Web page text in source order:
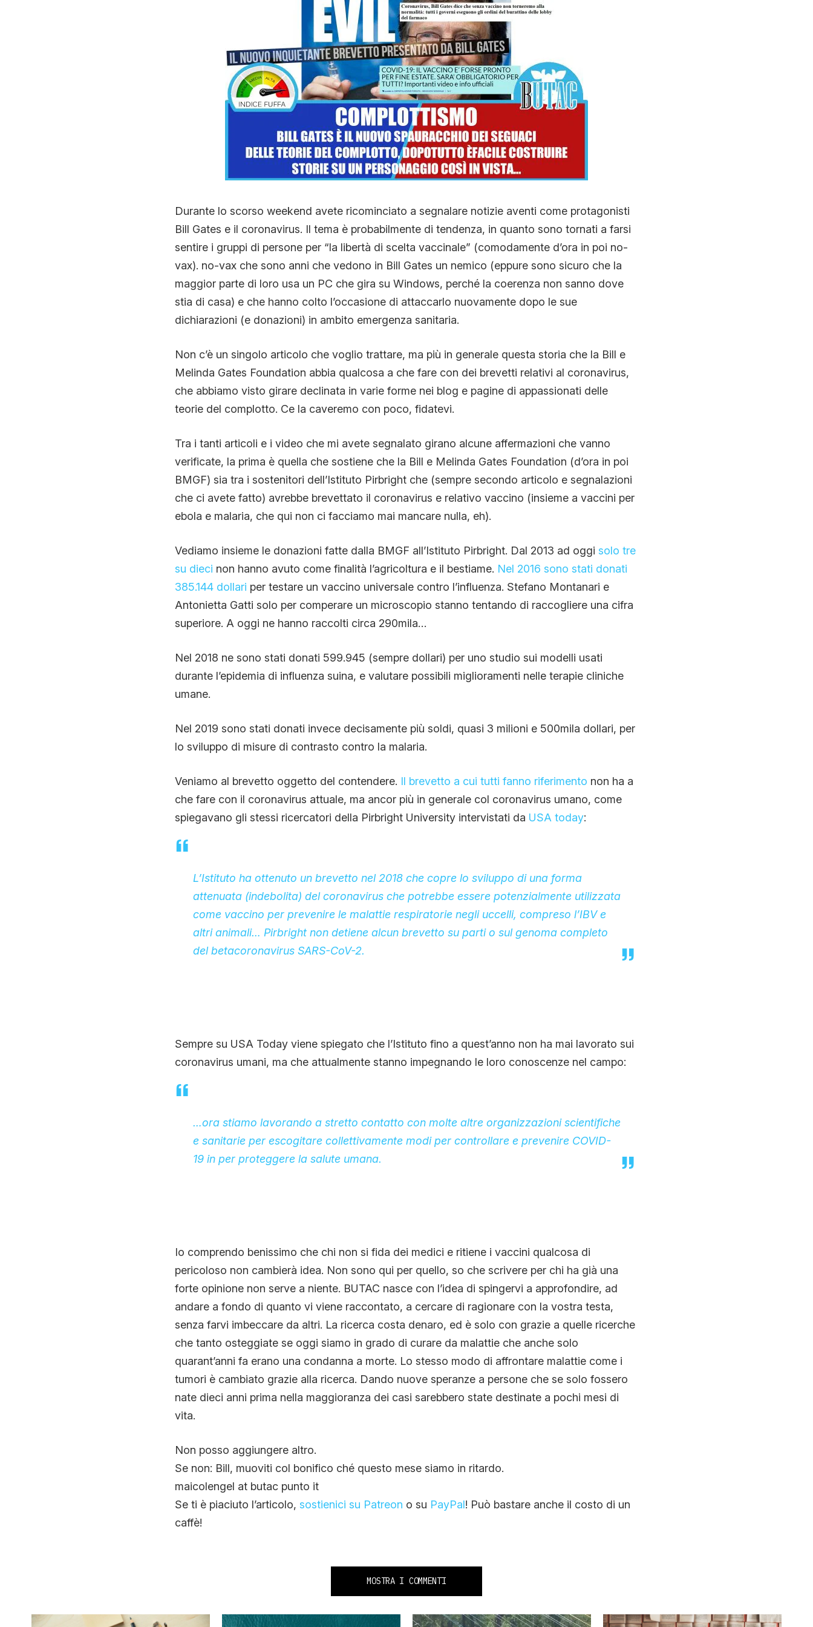
CONTATTI
CHI SIAMO
Durante lo scorso weekend avete ricominciato a segnalare notizie aventi come protagonisti
Bill Gates e il coronavirus. Il tema è probabilmente di tendenza, in quanto sono tornati a farsi
sentire i gruppi di persone per “la libertà di scelta vaccinale” (comodamente d’ora in poi no-
vax). no-vax che sono anni che vedono in Bill Gates un nemico (eppure sono sicuro che la
maggior parte di loro usa un PC che gira su Windows, perché la coerenza non sanno dove
stia di casa) e che hanno colto l’occasione di attaccarlo nuovamente dopo le sue
dichiarazioni (e donazioni) in ambito emergenza sanitaria.
Non c’è un singolo articolo che voglio trattare, ma più in generale questa storia che la Bill e
Melinda Gates Foundation abbia qualcosa a che fare con dei brevetti relativi al coronavirus,
che abbiamo visto girare declinata in varie forme nei blog e pagine di appassionati delle
teorie del complotto. Ce la caveremo con poco, fidatevi.
Tra i tanti articoli e i video che mi avete segnalato girano alcune affermazioni che vanno
verificate, la prima è quella che sostiene che la Bill e Melinda Gates Foundation (d’ora in poi
BMGF) sia tra i sostenitori dell’Istituto Pirbright che (sempre secondo articolo e segnalazioni
che ci avete fatto) avrebbe brevettato il coronavirus e relativo vaccino (insieme a vaccini per
ebola e malaria, che qui non ci facciamo mai mancare nulla, eh).
Vediamo insieme le donazioni fatte dalla BMGF all’Istituto Pirbright. Dal 2013 ad oggi solo tre
su dieci non hanno avuto come finalità l’agricoltura e il bestiame. Nel 2016 sono stati donati
385.144 dollari per testare un vaccino universale contro l’influenza. Stefano Montanari e
Antonietta Gatti solo per comperare un microscopio stanno tentando di raccogliere una cifra
superiore. A oggi ne hanno raccolti circa 290mila…
Nel 2018 ne sono stati donati 599.945 (sempre dollari) per uno studio sui modelli usati
durante l’epidemia di influenza suina, e valutare possibili miglioramenti nelle terapie cliniche
umane.
Nel 2019 sono stati donati invece decisamente più soldi, quasi 3 milioni e 500mila dollari, per
lo sviluppo di misure di contrasto contro la malaria.
Veniamo al brevetto oggetto del contendere. Il brevetto a cui tutti fanno riferimento non ha a
che fare con il coronavirus attuale, ma ancor più in generale col coronavirus umano, come
spiegavano gli stessi ricercatori della Pirbright University intervistati da USA today:
L’Istituto ha ottenuto un brevetto nel 2018 che copre lo sviluppo di una forma
attenuata (indebolita) del coronavirus che potrebbe essere potenzialmente utilizzata
come vaccino per prevenire le malattie respiratorie negli uccelli, compreso l’IBV e
altri animali… Pirbright non detiene alcun brevetto su parti o sul genoma completo
del betacoronavirus SARS-CoV-2.
Sempre su USA Today viene spiegato che l’Istituto fino a quest’anno non ha mai lavorato sui
coronavirus umani, ma che attualmente stanno impegnando le loro conoscenze nel campo:
…ora stiamo lavorando a stretto contatto con molte altre organizzazioni scientifiche
e sanitarie per escogitare collettivamente modi per controllare e prevenire COVID-
19 in per proteggere la salute umana.
Io comprendo benissimo che chi non si fida dei medici e ritiene i vaccini qualcosa di
pericoloso non cambierà idea. Non sono qui per quello, so che scrivere per chi ha già una
forte opinione non serve a niente. BUTAC nasce con l’idea di spingervi a approfondire, ad
andare a fondo di quanto vi viene raccontato, a cercare di ragionare con la vostra testa,
senza farvi imbeccare da altri. La ricerca costa denaro, ed è solo con grazie a quelle ricerche
che tanto osteggiate se oggi siamo in grado di curare da malattie che anche solo
quarant’anni fa erano una condanna a morte. Lo stesso modo di affrontare malattie come i
tumori è cambiato grazie alla ricerca. Dando nuove speranze a persone che se solo fossero
nate dieci anni prima nella maggioranza dei casi sarebbero state destinate a pochi mesi di
vita.
Non posso aggiungere altro.
Se non: Bill, muoviti col bonifico ché questo mese siamo in ritardo.
maicolengel at butac punto it
Se ti è piaciuto l’articolo, sostienici su Patreon o su PayPal! Può bastare anche il costo di un
caffè!
MOSTRA I COMMENTI